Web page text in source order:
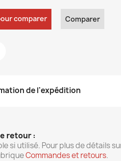
comparer Comparer
de l'expédition
retour :
si utilisé. Pour plus de détails
Commandes et retours.